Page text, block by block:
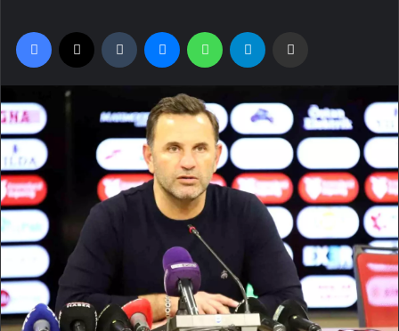
Facebook Tumblr MessengerWhatsApp